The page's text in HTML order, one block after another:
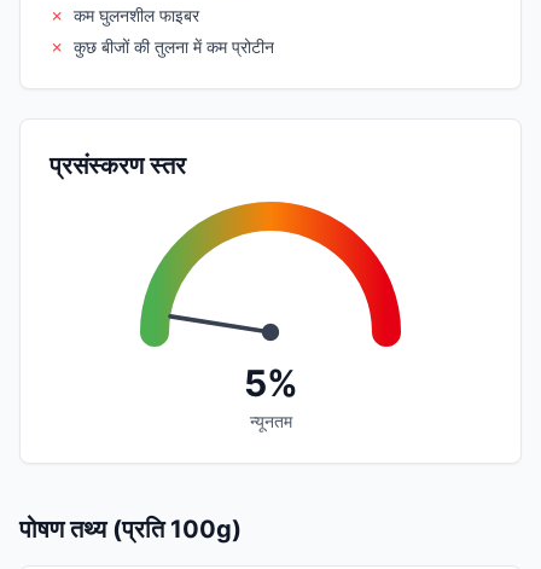
✗ कम घुलनशील फाइबर
✗ कुछ बीजों की तुलना में कम प्रोटीन
प्रसंस्करण स्तर
5%
न्यूनतम
पोषण तथ्य (प्रति 100g)